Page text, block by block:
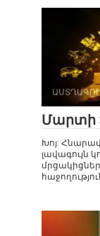
Մարտի
Խոյ:
լավագույն